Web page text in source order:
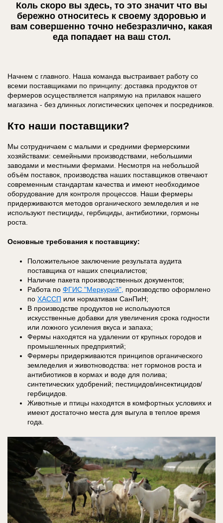
Коль скоро вы здесь, то это значит что вы
бережно относитесь к своему здоровью и
вам совершенно точно небезразлично, какая
еда попадает на ваш стол.
Начнем с главного. Наша команда выстраивает работу со
всеми поставщиками по принципу: доставка продуктов от
фермеров осуществляется напрямую на прилавок нашего
магазина - без длинных логистических цепочек и посредников.
Кто наши поставщики?
Мы сотрудничаем с малыми и средними фермерскими
хозяйствами: семейными производствами, небольшими
заводами и местными фермами. Несмотря на небольшой
объём поставок, производства наших поставщиков отвечают
современным стандартам качества и имеют необходимое
оборудование для контроля процессов. Наши фермеры
придерживаются методов органического земледелия и не
используют пестициды, гербициды, антибиотики, гормоны
роста.
Основные требования к поставщику:
Положительное заключение результата аудита
поставщика от наших специалистов;
Наличие пакета производственных документов;
Работа по ФГИС "Меркурий", производство оформлено
по ХАССП или нормативам СанПиН;
В производстве продуктов не используются
искусственные добавки для увеличения срока годности
или ложного усиления вкуса и запаха;
Фермы находятся на удалении от крупных городов и
промышленных предприятий;
Фермеры придерживаются принципов органического
земледелия и животноводства: нет гормонов роста и
антибиотиков в кормах и воде для полива;
синтетических удобрений; пестицидов/инсектицидов/
гербицидов.
Животные и птицы находятся в комфортных условиях и
имеют достаточно места для выгула в теплое время
года.